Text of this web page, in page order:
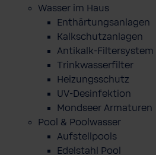
Wasser im Haus
Enthärtungsanlagen
Kalkschutzanlagen
Antikalk-Filtersystem
Trinkwasserfilter
Heizungsschutz
UV-Desinfektion
Mondseer Armaturen
Pool & Poolwasser
Aufstellpools
Edelstahl Pool